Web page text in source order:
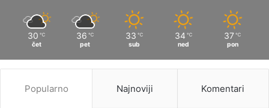
30 ℃
čet
36 ℃
pet
33 ℃
sub
34 ℃
ned
37 ℃
pon
Popularno Najnoviji Komentari